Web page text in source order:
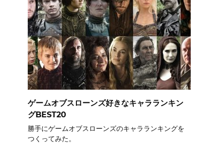
ゲームオブスローンズ好きなキャラランキン
グBEST20
勝手にゲームオブスローンズのキャラランキングを
つくってみた。